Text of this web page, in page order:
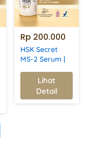
Rp 200.000
HSK Secret
MS-2 Serum |
Meregenerasi
Kulit, & Kurangi
Minyak
Lihat
Detail